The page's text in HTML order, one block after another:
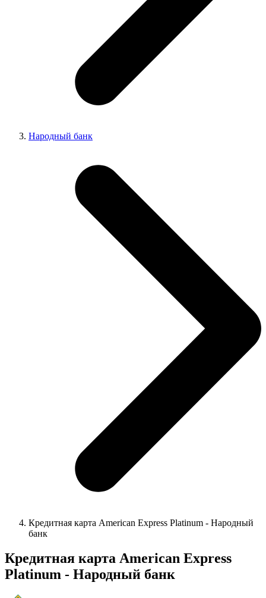
Народный банк
Кредитная карта American Express Platinum - Народный
банк
Кредитная карта American Express
Platinum - Народный банк